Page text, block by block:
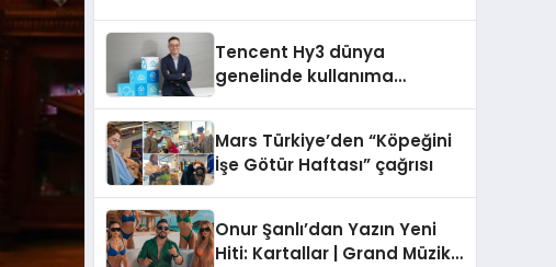
Tencent Hy3 dünya
genelinde kullanıma
Mars Türkiye’den “Köpeğini
İşe Götür Haftası” çağrısı
Onur Şanlı’dan Yazın Yeni
Hiti: Kartallar | Grand Müzik